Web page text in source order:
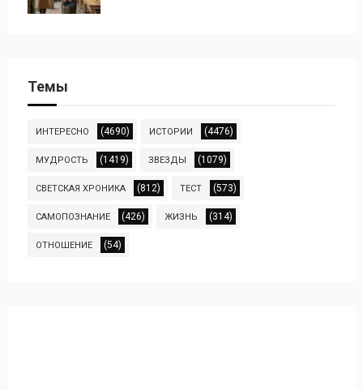
Темы
ИНТЕРЕСНО (4690) ИСТОРИИ (4476)
МУДРОСТЬ (1419) ЗВЕЗДЫ (1079)
СВЕТСКАЯ ХРОНИКА (812) ТЕСТ (573)
САМОПОЗНАНИЕ (426) ЖИЗНЬ (314)
ОТНОШЕНИЕ (54)